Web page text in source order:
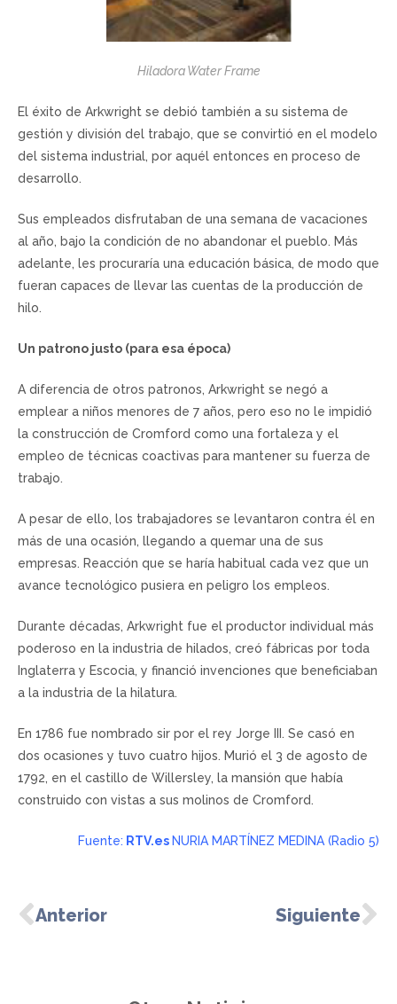
Hiladora Water Frame
El éxito de Arkwright se debió también a su sistema de
gestión y división del trabajo, que se convirtió en el modelo
del sistema industrial, por aquél entonces en proceso de
desarrollo.
Sus empleados disfrutaban de una semana de vacaciones
al año, bajo la condición de no abandonar el pueblo. Más
adelante, les procuraría una educación básica, de modo que
fueran capaces de llevar las cuentas de la producción de
hilo.
Un patrono justo (para esa época)
A diferencia de otros patronos, Arkwright se negó a
emplear a niños menores de 7 años, pero eso no le impidió
la construcción de Cromford como una fortaleza y el
empleo de técnicas coactivas para mantener su fuerza de
trabajo.
A pesar de ello, los trabajadores se levantaron contra él en
más de una ocasión, llegando a quemar una de sus
empresas. Reacción que se haría habitual cada vez que un
avance tecnológico pusiera en peligro los empleos.
Durante décadas, Arkwright fue el productor individual más
poderoso en la industria de hilados, creó fábricas por toda
Inglaterra y Escocia, y financió invenciones que beneficiaban
a la industria de la hilatura.
En 1786 fue nombrado sir por el rey Jorge III. Se casó en
dos ocasiones y tuvo cuatro hijos. Murió el 3 de agosto de
1792, en el castillo de Willersley, la mansión que había
construido con vistas a sus molinos de Cromford.
Fuente: RTV.es NURIA MARTÍNEZ MEDINA (Radio 5)
Anterior Siguiente